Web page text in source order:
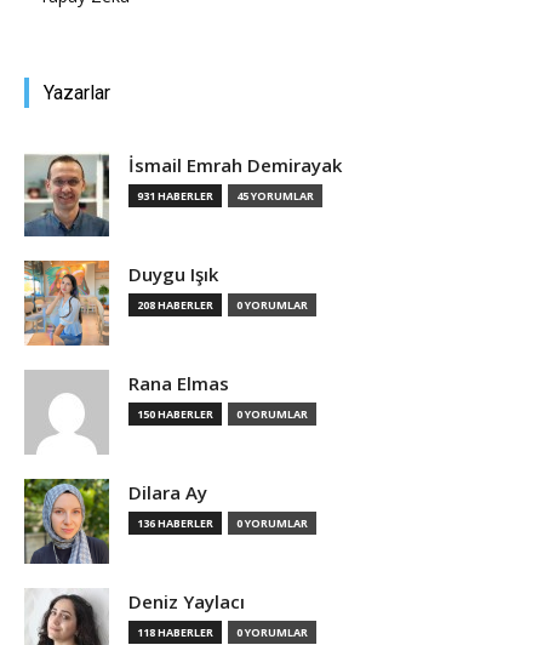
Yazarlar
İsmail Emrah Demirayak
931 HABERLER 45 YORUMLAR
Duygu Işık
208 HABERLER 0 YORUMLAR
Rana Elmas
150 HABERLER 0 YORUMLAR
Dilara Ay
136 HABERLER 0 YORUMLAR
Deniz Yaylacı
118 HABERLER 0 YORUMLAR